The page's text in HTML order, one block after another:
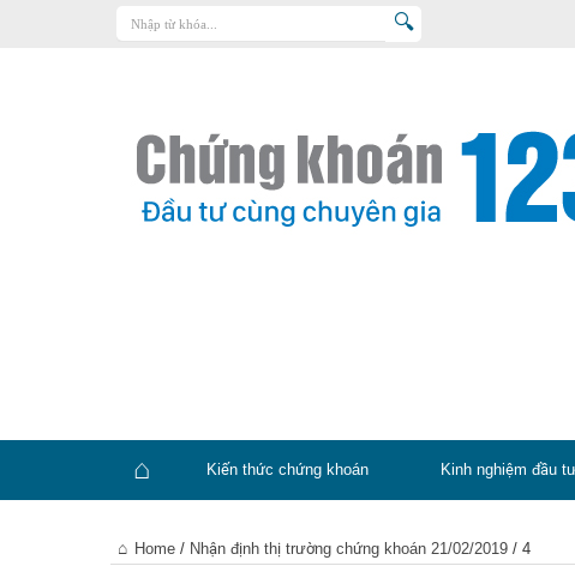
Kiến thức chứng khoán
Kinh nghiệm đầu tư
Tin tức – báo cáo phân tích
Trang
Kiến thức chứng khoán Kinh nghiệm đầu
Home / Nhận định thị trường chứng khoán 21/02/2019 / 4